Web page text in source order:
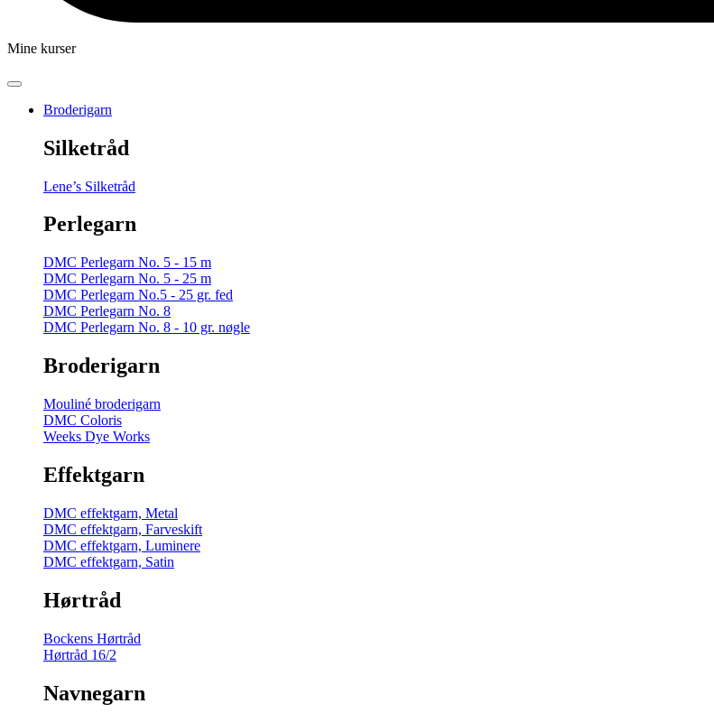
Mine kurser
Broderigarn
Silketråd
Lene’s Silketråd
Perlegarn
DMC Perlegarn No. 5 - 15 m
DMC Perlegarn No. 5 - 25 m
DMC Perlegarn No.5 - 25 gr. fed
DMC Perlegarn No. 8
DMC Perlegarn No. 8 - 10 gr. nøgle
Broderigarn
Mouliné broderigarn
DMC Coloris
Weeks Dye Works
Effektgarn
DMC effektgarn, Metal
DMC effektgarn, Farveskift
DMC effektgarn, Luminere
DMC effektgarn, Satin
Hørtråd
Bockens Hørtråd
Hørtråd 16/2
Navnegarn